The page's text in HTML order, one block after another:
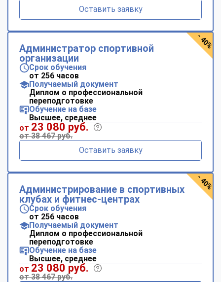
Оставить заявку
Администратор спортивной
организации
Срок обучения
от 256 часов
Получаемый документ
Диплом о профессиональной
переподготовке
Обучение на базе
Высшее, среднее
от 23 080 руб.
от 38 467 руб.
Оставить заявку
- 40%
Администрирование в спортивных
клубах и фитнес-центрах
Срок обучения
от 256 часов
Получаемый документ
Диплом о профессиональной
переподготовке
Обучение на базе
Высшее, среднее
от 23 080 руб.
от 38 467 руб.
- 40%